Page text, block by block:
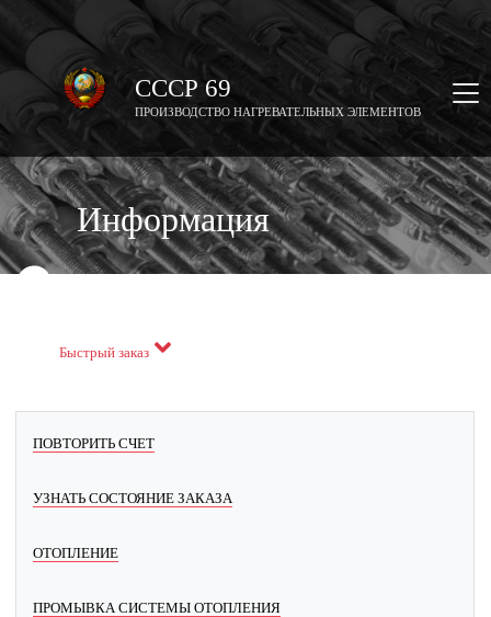
СССР 69
ПРОИЗВОДСТВО НАГРЕВАТЕЛЬНЫХ ЭЛЕМЕНТОВ
Информация
Быстрый заказ
ПОВТОРИТЬ СЧЕТ
УЗНАТЬ СОСТОЯНИЕ ЗАКАЗА
ОТОПЛЕНИЕ
ПРОМЫВКА СИСТЕМЫ ОТОПЛЕНИЯ